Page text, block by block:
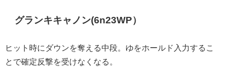
グランキキャノン(6n23WP）
ヒット時にダウンを奪える中段。ゆをホールド入力するこ
とで確定反撃を受けなくなる。